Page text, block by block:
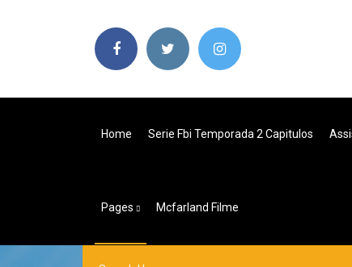
Home Serie Fbi Temporada 2 Capitulos
Pages Mcfarland Filme